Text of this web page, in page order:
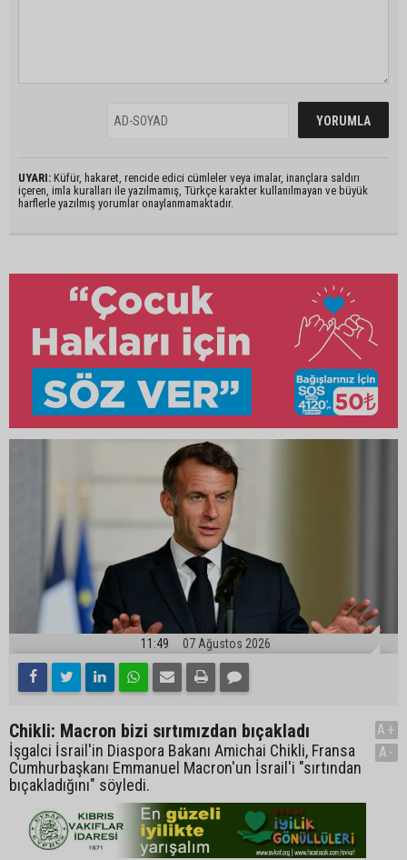
UYARI: Küfür, hakaret, rencide edici cümleler veya imalar, inançlara saldırı
içeren, imla kuralları ile yazılmamış, Türkçe karakter kullanılmayan ve büyük
harflerle yazılmış yorumlar onaylanmamaktadır.
11:49 07 Ağustos 2026
Chikli: Macron bizi sırtımızdan bıçakladı
İşgalci İsrail'in Diaspora Bakanı Amichai Chikli, Fransa
Cumhurbaşkanı Emmanuel Macron'un İsrail'i "sırtından
bıçakladığını" söyledi.
A+
A-